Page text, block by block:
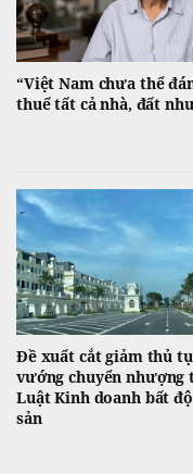
“Việt Nam chưa thể
thuế tất cả nhà, đất
Đề xuất cắt giảm thủ
vướng chuyển nhượng
Luật Kinh doanh bất
sản